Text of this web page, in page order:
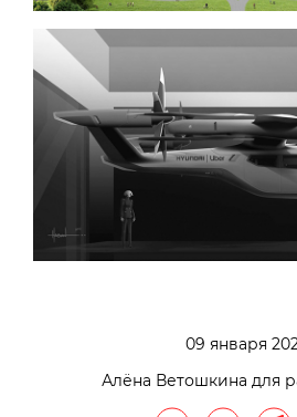
09 января
Алёна Ветошкина для